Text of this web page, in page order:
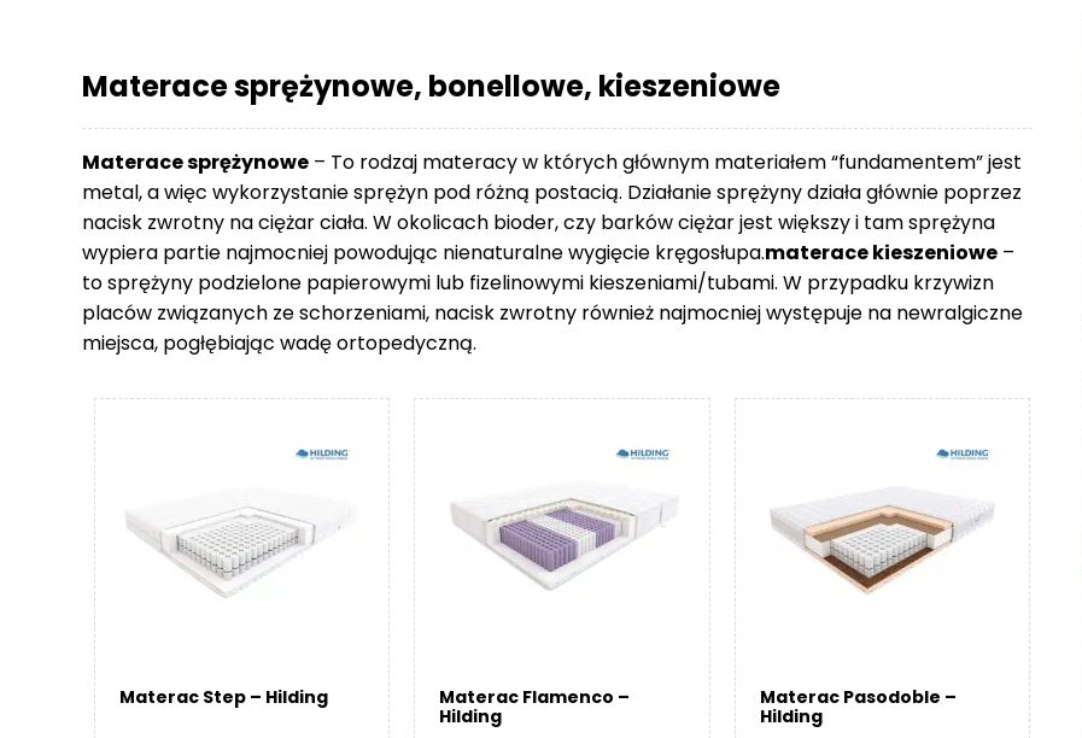
Materace sprężynowe, bonellowe, kieszeniowe
Materace sprężynowe– To rodzaj materacy w których głównym materiałem “fundamentem” jest
metal, a więc wykorzystanie sprężyn pod różną postacią. Działanie sprężyny działa głównie poprzez
nacisk zwrotny na ciężar ciała. W okolicach bioder, czy barków ciężar jest większy i tam sprężyna
wypiera partie najmocniej powodując nienaturalne wygięcie kręgosłupa.materace kieszeniowe–
to sprężyny podzielone papierowymi lub fizelinowymi kieszeniami/tubami. W przypadku krzywizn
placów związanych ze schorzeniami, nacisk zwrotny również najmocniej występuje na newralgiczne
miejsca, pogłębiając wadę ortopedyczną.
Materac Step – Hilding
Materac Flamenco –
Hilding
Materac Pasodoble –
Hilding